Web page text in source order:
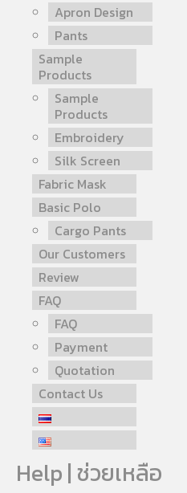
Apron Design
Pants
Sample
Products
Sample
Products
Embroidery
Silk Screen
Fabric Mask
Basic Polo
Cargo Pants
Our Customers
Review
FAQ
FAQ
Payment
Quotation
Contact Us
Help | ช่วยเหลือ